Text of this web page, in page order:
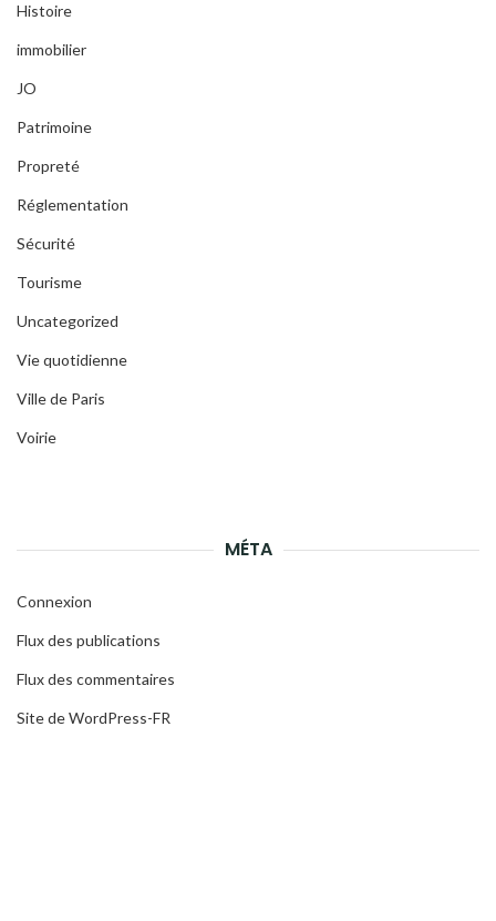
Histoire
immobilier
JO
Patrimoine
Propreté
Réglementation
Sécurité
Tourisme
Uncategorized
Vie quotidienne
Ville de Paris
Voirie
MÉTA
Connexion
Flux des publications
Flux des commentaires
Site de WordPress-FR